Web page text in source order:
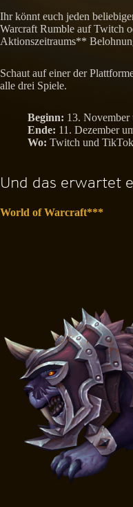
Ihr könnt euch jeden
Warcraft Rumble auf Twitch
Aktionszeitraums**
Schaut auf einer der
alle drei Spiele.
Beginn: 13.
Ende: 11. Dezember
Wo: Twitch und TikTok
Und das erwartet
World of Warcraft***